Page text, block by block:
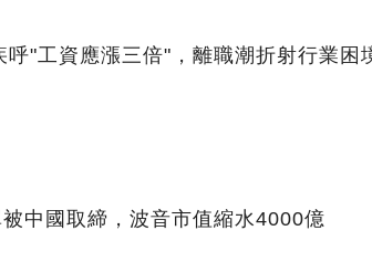
"工資應漲三倍"，離職潮折射行業困
中國取締，波音市值縮水4000億